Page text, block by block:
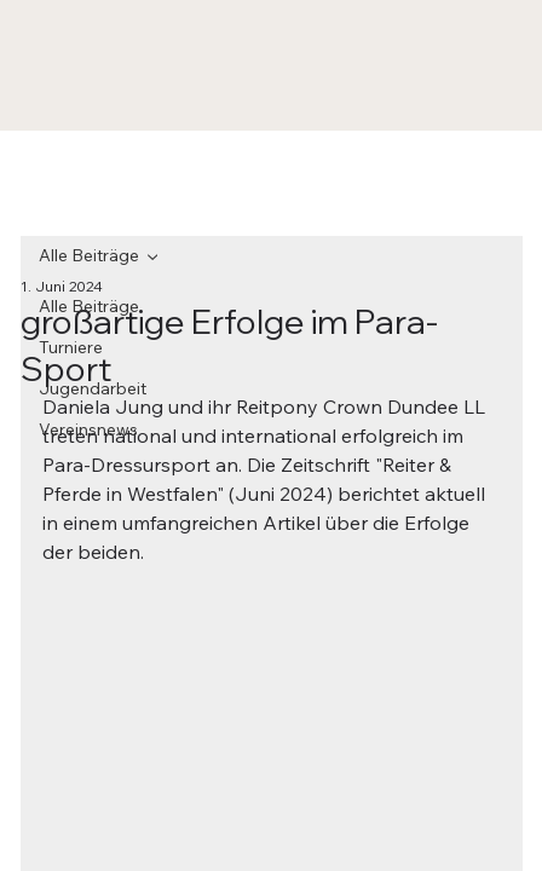
Alle Beiträge
Turniere
Jugendarbeit
Vereinsnews
Alle Beiträge
großartige Erfolge im Para-
Sport
1. Juni 2024
Daniela Jung und ihr Reitpony Crown Dundee LL
treten national und international erfolgreich im
Para-Dressursport an. Die Zeitschrift "Reiter &
Pferde in Westfalen" (Juni 2024) berichtet aktuell
in einem umfangreichen Artikel über die Erfolge
der beiden.